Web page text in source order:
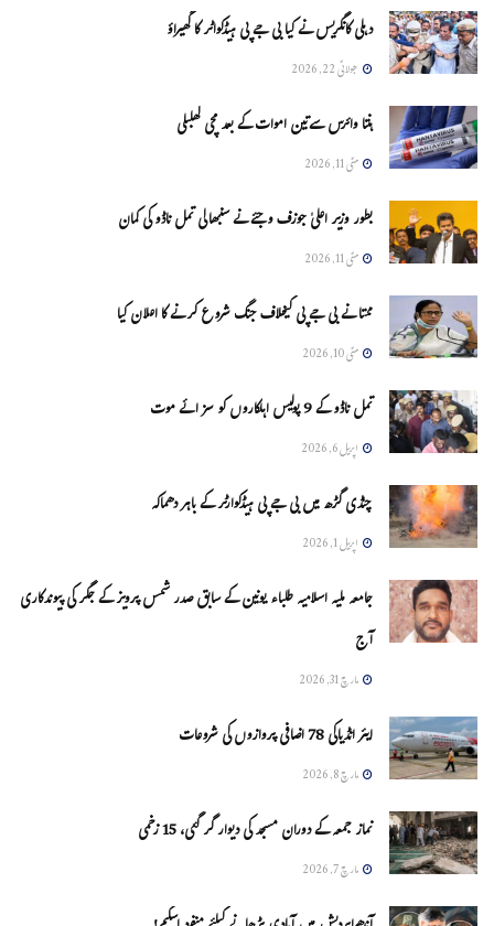
دہلی کانگریس نے کیا بی جے پی ہیڈکواٹر کا گھیراؤ
جولائی 22, 2026
ہنتا وائرس سےتین اموات کے بعد مچی کھلبلی
مئی 11, 2026
بطور وزیر اعلیٰ جوزف وجئے نے سنبھالی تمل ناڈو کی کمان
مئی 11, 2026
ممتا نے بی جے پی کیخلاف جنگ شروع کرنے کا اعلان کیا
مئی 10, 2026
تمل ناڈو کے 9 پولیس اہلکاروں کو سزائے موت
اپریل 6, 2026
چنڈی گڑھ میں بی جے پی ہیڈکوارٹر کے باہر دھماکہ
اپریل 1, 2026
جامعہ ملیہ اسلامیہ طلباء یونین کے سابق صدر شمس پرویز کے جگر کی پیوندکاری
آج
مارچ 31, 2026
ایئر انڈیاکی 78 اضافی پروازوں کی شروعات
مارچ 8, 2026
نماز جمعہ کے دوران مسجد کی دیوار گر گئی، 15 زخمی
مارچ 7, 2026